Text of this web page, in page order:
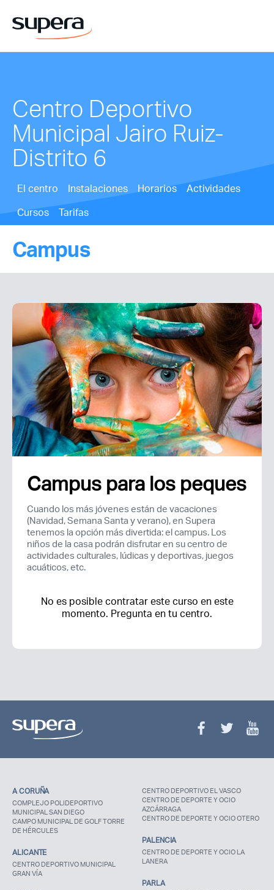
Centro Deportivo
Municipal Jairo Ruiz-
Distrito 6
El centro Instalaciones Horarios
Actividades
Cursos
Tarifas
Campus
Campus para los peques
Cuando los más jóvenes están de vacaciones
(Navidad, Semana Santa y verano), en Supera
tenemos la opción más divertida: el campus. Los
niños de la casa podrán disfrutar en su centro de
actividades culturales, lúdicas y deportivas, juegos
acuáticos, etc.
No es posible contratar este curso en este
momento. Pregunta en tu centro.
A CORUÑA
COMPLEJO POLIDEPORTIVO
MUNICIPAL SAN DIEGO
CAMPO MUNICIPAL DE GOLF TORRE
DE HÉRCULES
ALICANTE
CENTRO DEPORTIVO MUNICIPAL
GRAN VÍA
CENTRO DEPORTIVO EL VASCO
CENTRO DE DEPORTE Y OCIO
AZCÁRRAGA
CENTRO DE DEPORTE Y OCIO OTERO
PALENCIA
CENTRO DE DEPORTE Y OCIO LA
LANERA
PARLA